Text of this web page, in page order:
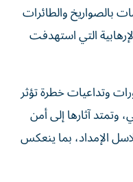
بالصواريخ والطائرات
التي استهدفت
وتداعيات خطرة تؤثر
وتمتد آثارها إلى أمن
الإمداد، بما ينعكس